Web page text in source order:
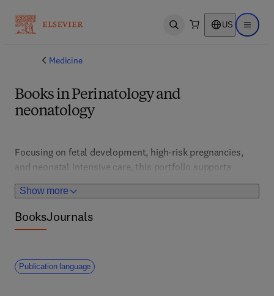
Open search US Open
Medicine
Books in Perinatology and
neonatology
Show more
Focusing on fetal development, high-risk pregnancies,
and neonatal intensive care, this portfolio supports
obstetricians and neonatologists. It features advances in
monitoring, interventions, and neonatal outcomes.
BooksJournals
Publication language